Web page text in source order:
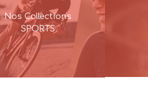
Nos Collections
SPORTS